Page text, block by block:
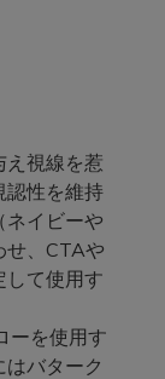
え視線を惹
認性を維持
ネイビーや
せ、CTAや
して使用す
ーを使用す
バターク